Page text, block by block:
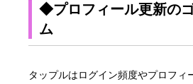
◆プロフィール更新の
ム
タップルはログイン頻度やプロフィ